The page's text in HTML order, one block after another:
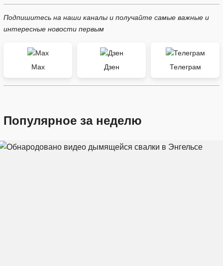
Подпишитесь на наши каналы и получайте самые важные и
интересные новости первым
Max Дзен Телеграм
Популярное за неделю